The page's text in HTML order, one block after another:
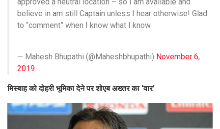
believe in am still Captain unless I hear otherwise! Glad
to “comment” when I know what I know
— Mahesh Bhupathi (@Maheshbhupathi) November 6,
2019
म‍िस्‍बाह को दोहरी भूम‍िका देने पर शोएब अख्‍तर का ‘वार’